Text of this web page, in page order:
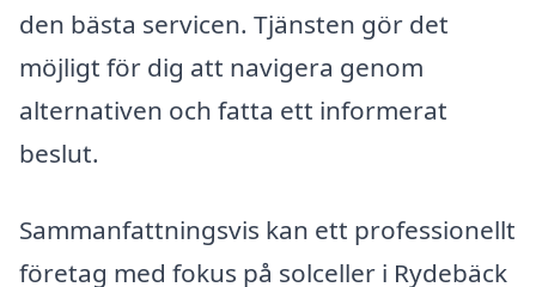
den bästa servicen. Tjänsten gör det
möjligt för dig att navigera genom
alternativen och fatta ett informerat
beslut.
Sammanfattningsvis kan ett professionellt
företag med fokus på solceller i Rydebäck